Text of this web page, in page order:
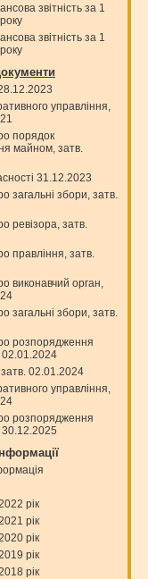
звітність за 1
звітність за 1
управління,
порядок
майном, затв.
31.12.2023
загальні збори, затв.
ревізора, затв.
правління, затв.
виконавчий орган,
загальні збори, затв.
розпорядження
02.01.2024
управління,
розпорядження
рік
рік
рік
рік
рік